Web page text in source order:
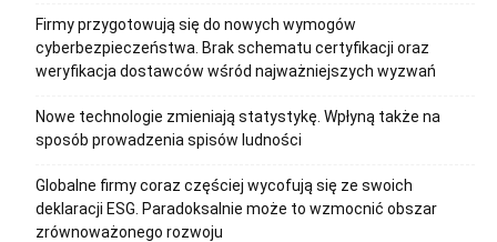
Firmy przygotowują się do nowych wymogów
cyberbezpieczeństwa. Brak schematu certyfikacji oraz
weryfikacja dostawców wśród najważniejszych wyzwań
Nowe technologie zmieniają statystykę. Wpłyną także na
sposób prowadzenia spisów ludności
Globalne firmy coraz częściej wycofują się ze swoich
deklaracji ESG. Paradoksalnie może to wzmocnić obszar
zrównoważonego rozwoju